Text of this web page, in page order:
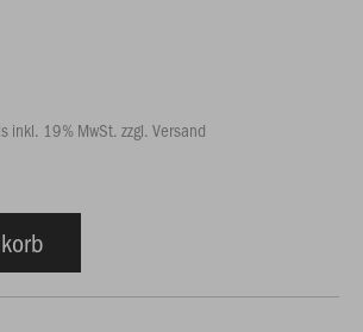
inkl. 19% MwSt. zzgl. Versand